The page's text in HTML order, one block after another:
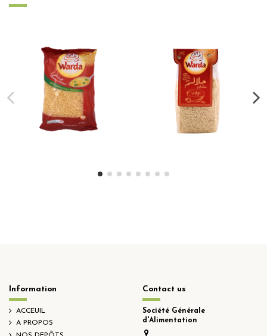
CHEVEUX D\'ANGE ROSE
BLANCHE 500g N\'1
HLALEM ROSE BLANCHE
GROS 500g
Information
ACCEUIL
A PROPOS
Contact us
Société Générale
d'Alimentation